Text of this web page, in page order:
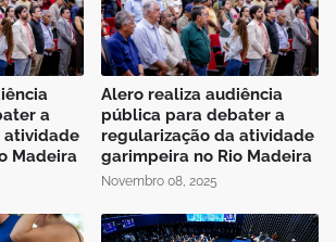
a
atividade
Madeira
Alero realiza audiência
pública para debater a
regularização da atividade
garimpeira no Rio Madeira
Novembro 08, 2025